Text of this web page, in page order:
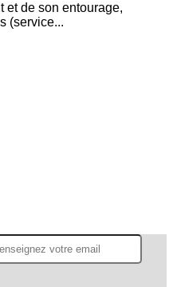
et de son entourage,
(service...